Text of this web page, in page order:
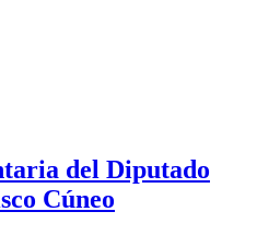
del Diputado
Cúneo